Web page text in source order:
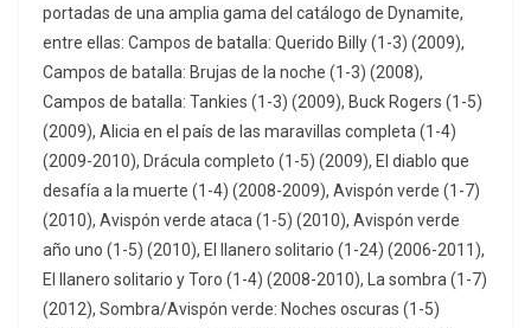
portadas de una amplia gama del catálogo de Dynamite,
entre ellas: Campos de batalla: Querido Billy (1-3) (2009),
Campos de batalla: Brujas de la noche (1-3) (2008),
Campos de batalla: Tankies (1-3) (2009), Buck Rogers (1-5)
(2009), Alicia en el país de las maravillas completa (1-4)
(2009-2010), Drácula completo (1-5) (2009), El diablo que
desafía a la muerte (1-4) (2008-2009), Avispón verde (1-7)
(2010), Avispón verde ataca (1-5) (2010), Avispón verde
año uno (1-5) (2010), El llanero solitario (1-24) (2006-2011),
El llanero solitario y Toro (1-4) (2008-2010), La sombra (1-7)
(2012), Sombra/Avispón verde: Noches oscuras (1-5)